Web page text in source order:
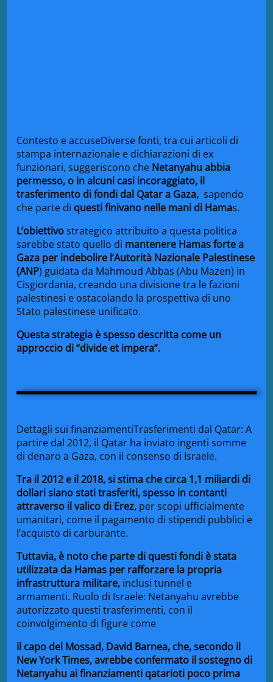
Contesto e accuseDiverse fonti, tra cui articoli di
stampa internazionale e dichiarazioni di ex
funzionari, suggeriscono che Netanyahu abbia
permesso, o in alcuni casi incoraggiato, il
trasferimento di fondi dal Qatar a Gaza, sapendo
che parte di questi finivano nelle mani di Hamas.
L’obiettivostrategico attribuito a questa politica
sarebbe stato quello di mantenere Hamas forte a
Gaza per indebolire l’Autorità Nazionale Palestinese
(ANP) guidata da Mahmoud Abbas (Abu Mazen) in
Cisgiordania, creando una divisione tra le fazioni
palestinesi e ostacolando la prospettiva di uno
Stato palestinese unificato.
Questa strategia è spesso descritta come un
approccio di “divide et impera”.
Dettagli sui finanziamentiTrasferimenti dal Qatar: A
partire dal 2012, il Qatar ha inviato ingenti somme
di denaro a Gaza, con il consenso di Israele.
Tra il 2012 e il 2018, si stima che circa 1,1 miliardi di
dollari siano stati trasferiti, spesso in contanti
attraverso il valico di Erez, per scopi ufficialmente
umanitari, come il pagamento di stipendi pubblici e
l’acquisto di carburante.
Tuttavia, è noto che parte di questi fondi è stata
utilizzata da Hamas per rafforzare la propria
infrastruttura militare, inclusi tunnel e
armamenti. Ruolo di Israele: Netanyahu avrebbe
autorizzato questi trasferimenti, con il
coinvolgimento di figure come
il capo del Mossad, David Barnea, che, secondo il
New York Times, avrebbe confermato il sostegno di
Netanyahu ai finanziamenti qatarioti poco prima